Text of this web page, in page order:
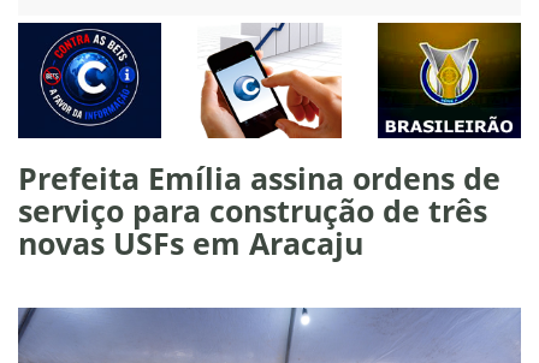
Prefeita Emília assina ordens de
serviço para construção de três
novas USFs em Aracaju